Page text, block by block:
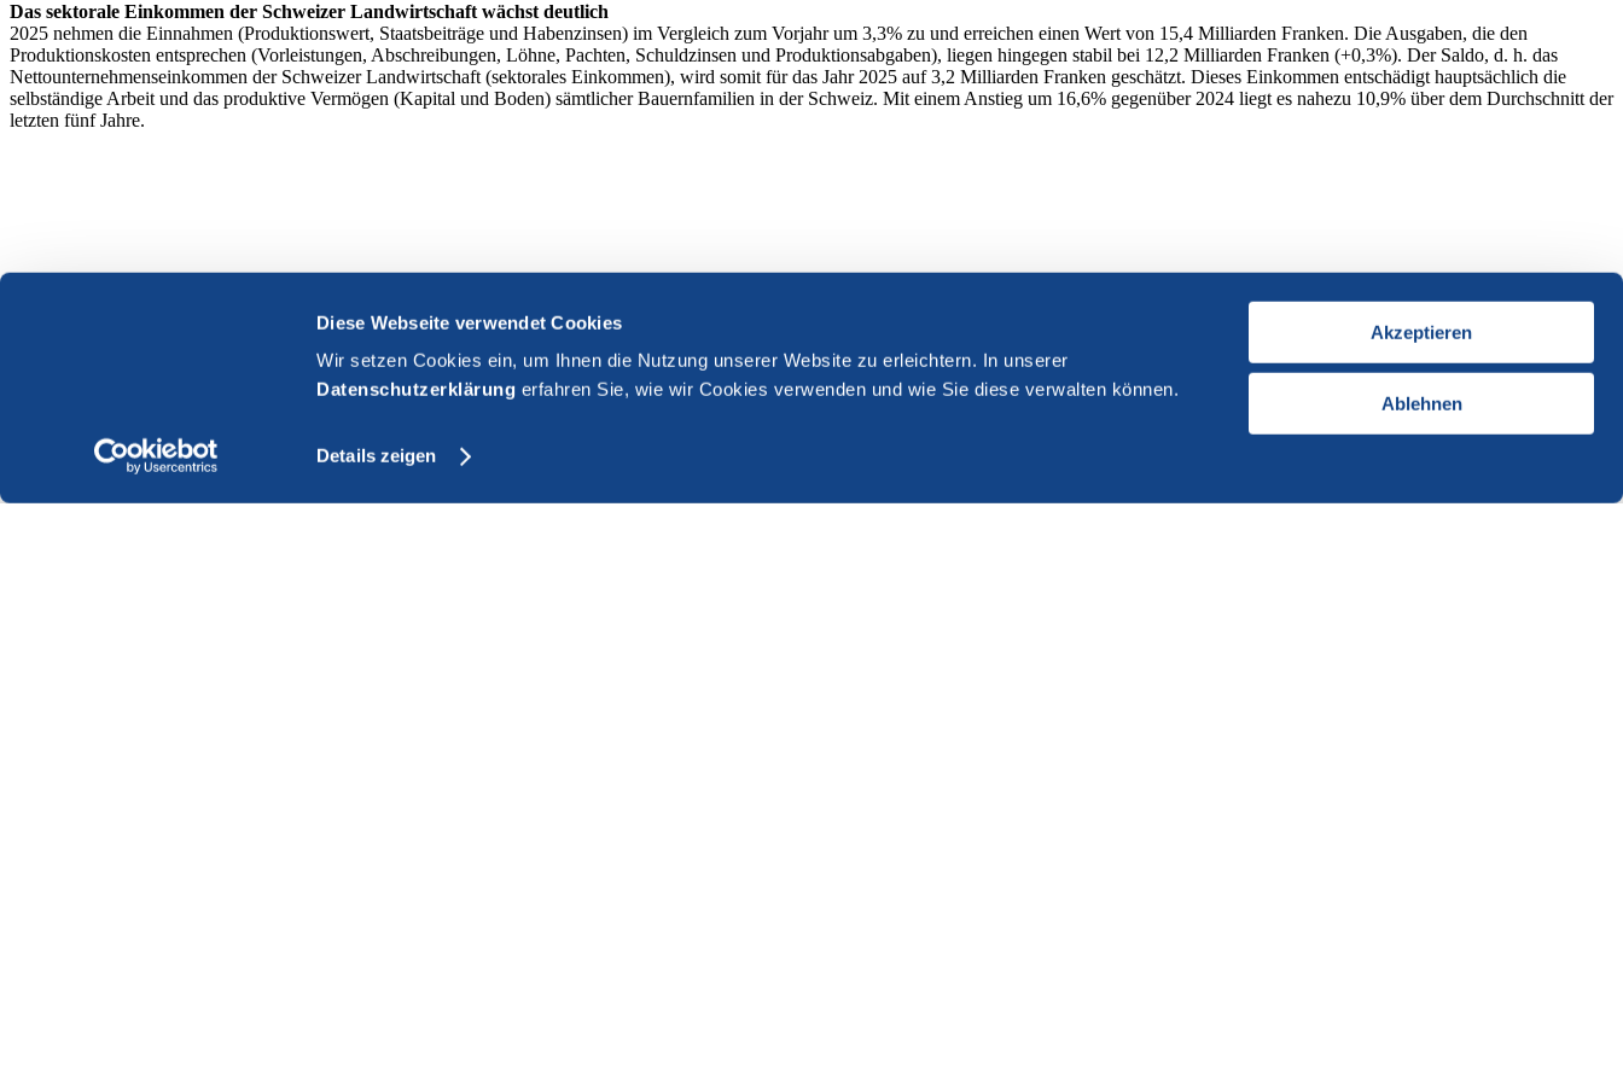
Diese Webseite verwendet Cookies
Wir setzen Cookies ein, um Ihnen die Nutzung unserer Website zu erleichtern. In unserer
Datenschutzerklärung erfahren Sie, wie wir Cookies verwenden und wie Sie diese verwalten können.
Details zeigen
Akzeptieren
Ablehnen
Das sektorale Einkommen der Schweizer Landwirtschaft wächst deutlich
2025 nehmen die Einnahmen (Produktionswert, Staatsbeiträge und Habenzinsen) im Vergleich zum Vorjahr um 3,3% zu und erreichen einen Wert von 15,4 Milliarden Franken. Die Ausgaben, die den
Produktionskosten entsprechen (Vorleistungen, Abschreibungen, Löhne, Pachten, Schuldzinsen und Produktionsabgaben), liegen hingegen stabil bei 12,2 Milliarden Franken (+0,3%). Der Saldo, d. h. das
Nettounternehmenseinkommen der Schweizer Landwirtschaft (sektorales Einkommen), wird somit für das Jahr 2025 auf 3,2 Milliarden Franken geschätzt. Dieses Einkommen entschädigt hauptsächlich die
selbständige Arbeit und das produktive Vermögen (Kapital und Boden) sämtlicher Bauernfamilien in der Schweiz. Mit einem Anstieg um 16,6% gegenüber 2024 liegt es nahezu 10,9% über dem Durchschnitt der
letzten fünf Jahre.